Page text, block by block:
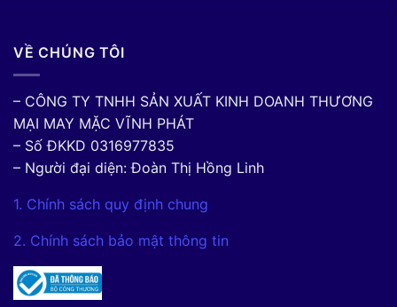
VỀ CHÚNG TÔI
– CÔNG TY TNHH SẢN XUẤT KINH DOANH THƯƠNG
MẠI MAY MẶC VĨNH PHÁT
– Số ĐKKD 0316977835
– Người đại diện: Đoàn Thị Hồng Linh
1. Chính sách quy định chung
2. Chính sách bảo mật thông tin